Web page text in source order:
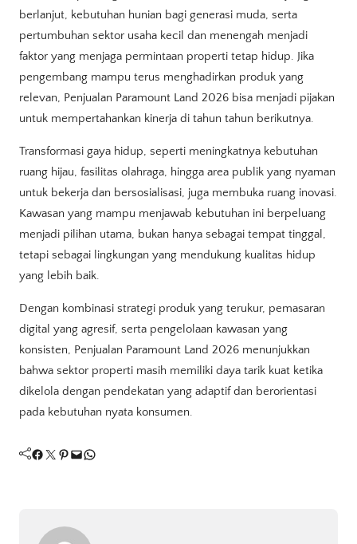
berlanjut, kebutuhan hunian bagi generasi muda, serta
pertumbuhan sektor usaha kecil dan menengah menjadi
faktor yang menjaga permintaan properti tetap hidup. Jika
pengembang mampu terus menghadirkan produk yang
relevan, Penjualan Paramount Land 2026 bisa menjadi pijakan
untuk mempertahankan kinerja di tahun tahun berikutnya.
Transformasi gaya hidup, seperti meningkatnya kebutuhan
ruang hijau, fasilitas olahraga, hingga area publik yang nyaman
untuk bekerja dan bersosialisasi, juga membuka ruang inovasi.
Kawasan yang mampu menjawab kebutuhan ini berpeluang
menjadi pilihan utama, bukan hanya sebagai tempat tinggal,
tetapi sebagai lingkungan yang mendukung kualitas hidup
yang lebih baik.
Dengan kombinasi strategi produk yang terukur, pemasaran
digital yang agresif, serta pengelolaan kawasan yang
konsisten, Penjualan Paramount Land 2026 menunjukkan
bahwa sektor properti masih memiliki daya tarik kuat ketika
dikelola dengan pendekatan yang adaptif dan berorientasi
pada kebutuhan nyata konsumen.
Facebook Twitter Pinterest Mail WhatsApp